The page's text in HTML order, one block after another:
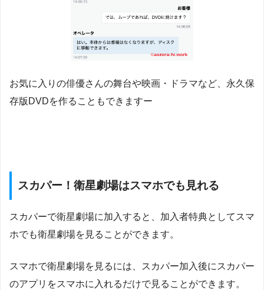
お気に入りの俳優さんの舞台や映画・ドラマなど、永久保
存版DVDを作ることもできますー
スカパー！衛星劇場はスマホでも見れる
スカパーで衛星劇場に加入すると、加入者特典としてスマ
ホでも衛星劇場を見ることができます。
スマホで衛星劇場を見るには、スカパー加入後にスカパー
のアプリをスマホに入れるだけで見ることができます。